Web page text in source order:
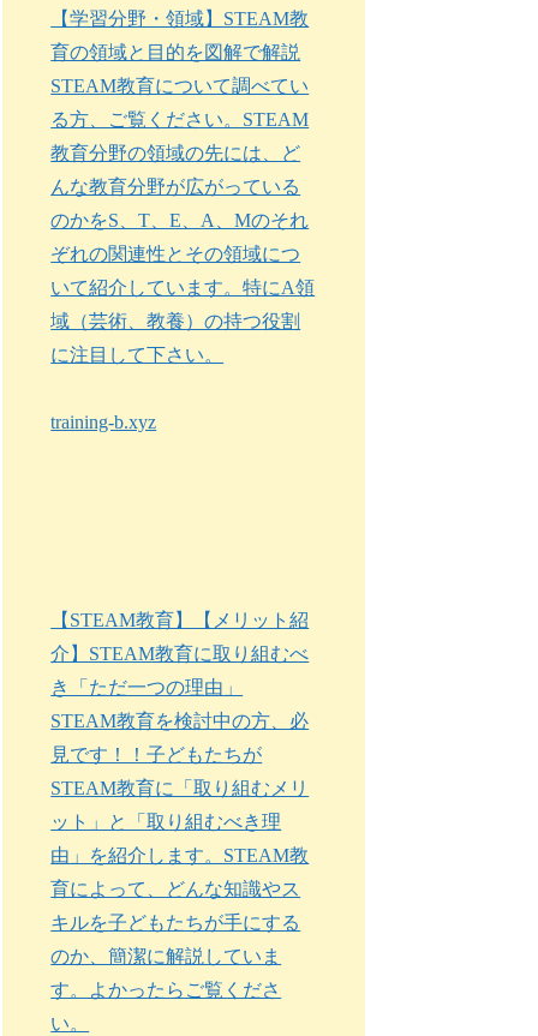
【学習分野・領域】STEAM教
育の領域と目的を図解で解説
STEAM教育について調べてい
る方、ご覧ください。STEAM
教育分野の領域の先には、ど
んな教育分野が広がっている
のかをS、T、E、A、Mのそれ
ぞれの関連性とその領域につ
いて紹介しています。特にA領
域（芸術、教養）の持つ役割
に注目して下さい。
training-b.xyz
【STEAM教育】【メリット紹
介】STEAM教育に取り組むべ
き「ただ一つの理由」
STEAM教育を検討中の方、必
見です！！子どもたちが
STEAM教育に「取り組むメリ
ット」と「取り組むべき理
由」を紹介します。STEAM教
育によって、どんな知識やス
キルを子どもたちが手にする
のか、簡潔に解説していま
す。よかったらご覧くださ
い。